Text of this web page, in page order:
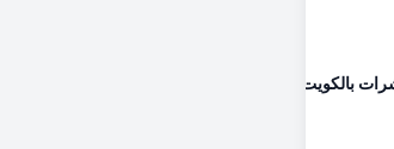
حدائق زراعه
بالكويت ؟ اتصل برقم مكافحة حشرات الكويت